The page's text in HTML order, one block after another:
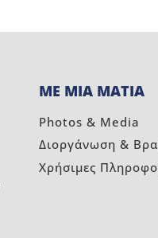
ΜΕ ΜΙΑ ΜΑΤΙΑ
Photos & Media
Διοργάνωση &
Χρήσιμες